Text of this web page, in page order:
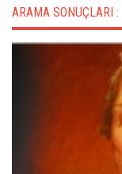
ARAMA SONUÇLARI :